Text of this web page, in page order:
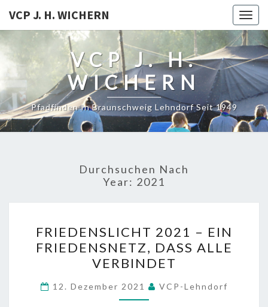
VCP J. H. WICHERN
VCP J. H.
WICHERN
Pfadfinden In Braunschweig Lehndorf Seit 1949
Durchsuchen Nach
Year: 2021
2021
–
EIN
FRIEDENSNETZ,
DASS
FRIEDENSLICHT 2021 – EIN
FRIEDENSNETZ, DASS ALLE
VERBINDET
12. Dezember 2021 VCP-Lehndorf